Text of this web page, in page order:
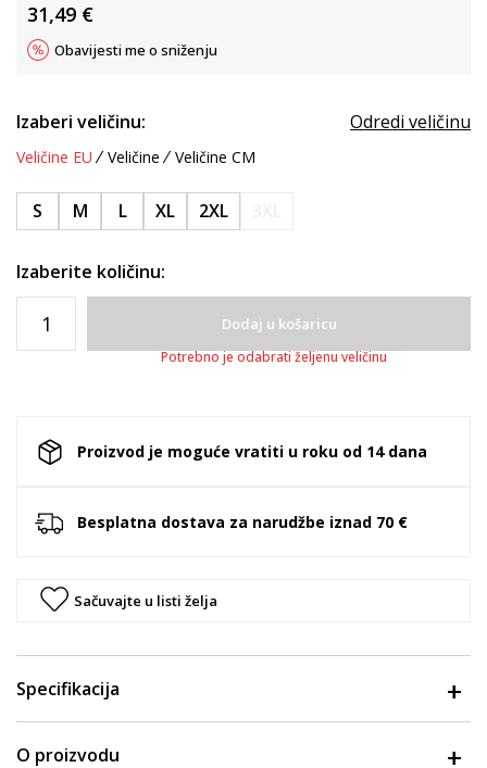
31,49 €
Obavijesti me o sniženju
Izaberi veličinu: Odredi veličinu
Veličine EU Veličine Veličine CM
S M L XL 2XL
Izaberite količinu:
Dodaj u košaricu
Potrebno je odabrati željenu veličinu
Proizvod je moguće vratiti u roku od 14 dana
Besplatna dostava za narudžbe iznad 70 €
Sačuvajte u listi želja
Specifikacija
O proizvodu